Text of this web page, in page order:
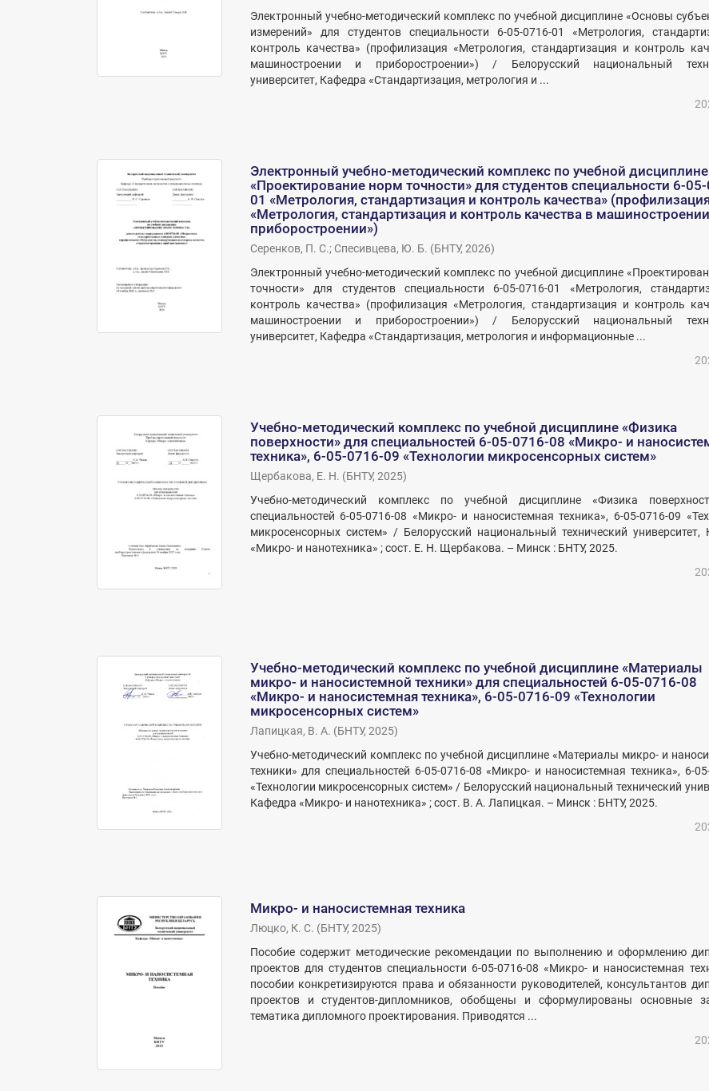
Электронный учебно-методический комплекс по учебной дисциплине «Основы
измерений» для студентов специальности 6-05-0716-01 «Метрология,
контроль качества» (профилизация «Метрология, стандартизация и контроль
машиностроении и приборостроении») / Белорусский национальный
университет, Кафедра «Стандартизация, метрология и ...
Электронный учебно-методический комплекс по учебной дисциплине
«Проектирование норм точности» для студентов специальности 6-
01 «Метрология, стандартизация и контроль качества»
«Метрология, стандартизация и контроль качества в
приборостроении»)
Серенков, П. С.; Спесивцева, Ю. Б. (БНТУ, 2026)
Электронный учебно-методический комплекс по учебной дисциплине
точности» для студентов специальности 6-05-0716-01 «Метрология,
контроль качества» (профилизация «Метрология, стандартизация и контроль
машиностроении и приборостроении») / Белорусский национальный
университет, Кафедра «Стандартизация, метрология и информационные ...
Учебно-методический комплекс по учебной дисциплине «Физика
поверхности» для специальностей 6-05-0716-08 «Микро- и
техника», 6-05-0716-09 «Технологии микросенсорных систем»
Щербакова, Е. Н. (БНТУ, 2025)
Учебно-методический комплекс по учебной дисциплине «Физика
специальностей 6-05-0716-08 «Микро- и наносистемная техника», 6-05-0716-09
микросенсорных систем» / Белорусский национальный технический университет,
«Микро- и нанотехника» ; сост. Е. Н. Щербакова. – Минск : БНТУ, 2025.
Учебно-методический комплекс по учебной дисциплине «Материалы
микро- и наносистемной техники» для специальностей 6-05-0716-08
«Микро- и наносистемная техника», 6-05-0716-09 «Технологии
микросенсорных систем»
Лапицкая, В. А. (БНТУ, 2025)
Учебно-методический комплекс по учебной дисциплине «Материалы микро- и
техники» для специальностей 6-05-0716-08 «Микро- и наносистемная техника», 6-
«Технологии микросенсорных систем» / Белорусский национальный технический
Кафедра «Микро- и нанотехника» ; сост. В. А. Лапицкая. – Минск : БНТУ, 2025.
Микро- и наносистемная техника
Люцко, К. С. (БНТУ, 2025)
Пособие содержит методические рекомендации по выполнению и оформлению
проектов для студентов специальности 6-05-0716-08 «Микро- и наносистемная
пособии конкретизируются права и обязанности руководителей, консультантов
проектов и студентов-дипломников, обобщены и сформулированы основные
тематика дипломного проектирования. Приводятся ...